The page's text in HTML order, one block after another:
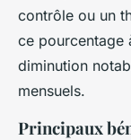
contrôle ou un
ce pourcentage
diminution
mensuels.
Principaux